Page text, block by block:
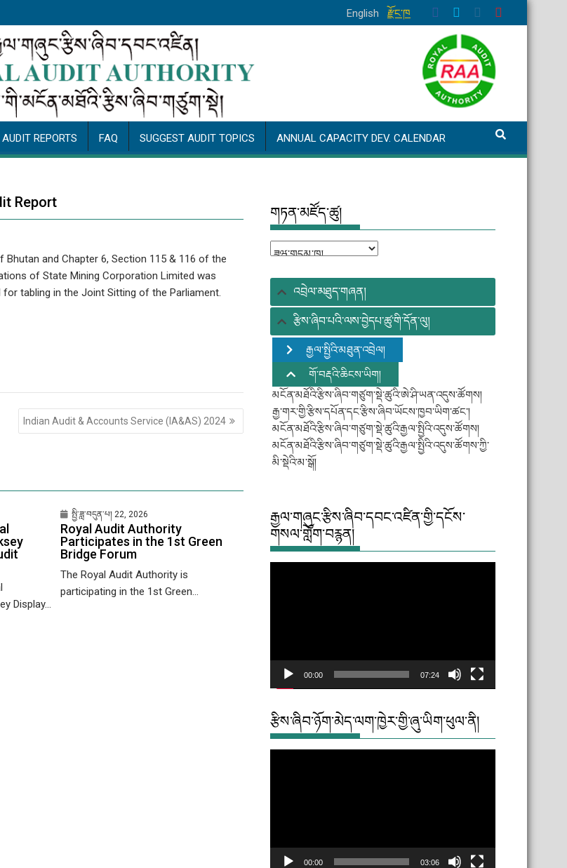
English རྫོང་ཁ
AUDIT REPORTS FAQ SUGGEST AUDIT TOPICS ANNUAL CAPACITY DEV. CALENDAR
Report
and Chapter 6, Section 115 & 116 of the
of State Mining Corporation Limited was
tabling in the Joint Sitting of the Parliament.
Indian Audit & Accounts Service (IA&AS) 2024
Display...
སྤྱི་ཟླ་བདུན་པ། 22, 2026
Royal Audit Authority
Participates in the 1st Green
Bridge Forum
The Royal Audit Authority is
participating in the 1st Green...
གཏན་མཛོད་ཚུ།
གཏན་
ཚུ།
འབྲེལ་མཐུད་གཞན།
རྩིས་ཞིབ་པའི་ལས་བྱེདཔ་ཚུ་གི་དོན་ལུ།
རྒྱལ་སྤྱིའི་མཐུན་འབྲེལ།
གོ་བརྡའི་ཆིངས་ཡིག།
མངོན་མཐོའི་རྩིས་ཞིབ་གཙུག་སྡེ་ཚུའི་ཨེ་ཤི་ཡན་འདུས་ཚོགས།
རྒྱ་གར་གྱི་རྩིས་དཔོན་དང་རྩིས་ཞིབ་ཡོངས་ཁྱབ་ཡིག་ཚང་།
མངོན་མཐོའི་རྩིས་ཞིབ་གཙུག་སྡེ་ཚུའི་རྒྱལ་སྤྱིའི་འདུས་ཚོགས།
མངོན་མཐོའི་རྩིས་ཞིབ་གཙུག་སྡེ་ཚུའི་རྒྱལ་སྤྱིའི་འདུས་ཚོགས་ཀྱི་
མི་སྡེའི་མ་སྒོ།
རྒྱལ་གཞུང་རྩིས་ཞིབ་དབང་འཛིན་གྱི་དངོས་
གསལ་གློག་བརྙན།
00:00 07:24
རྩིས་ཞིབ་ཉོག་མེད་ལག་ཁྱེར་གྱི་ཞུ་ཡིག་ཕུལ་ནི།
00:00 03:06